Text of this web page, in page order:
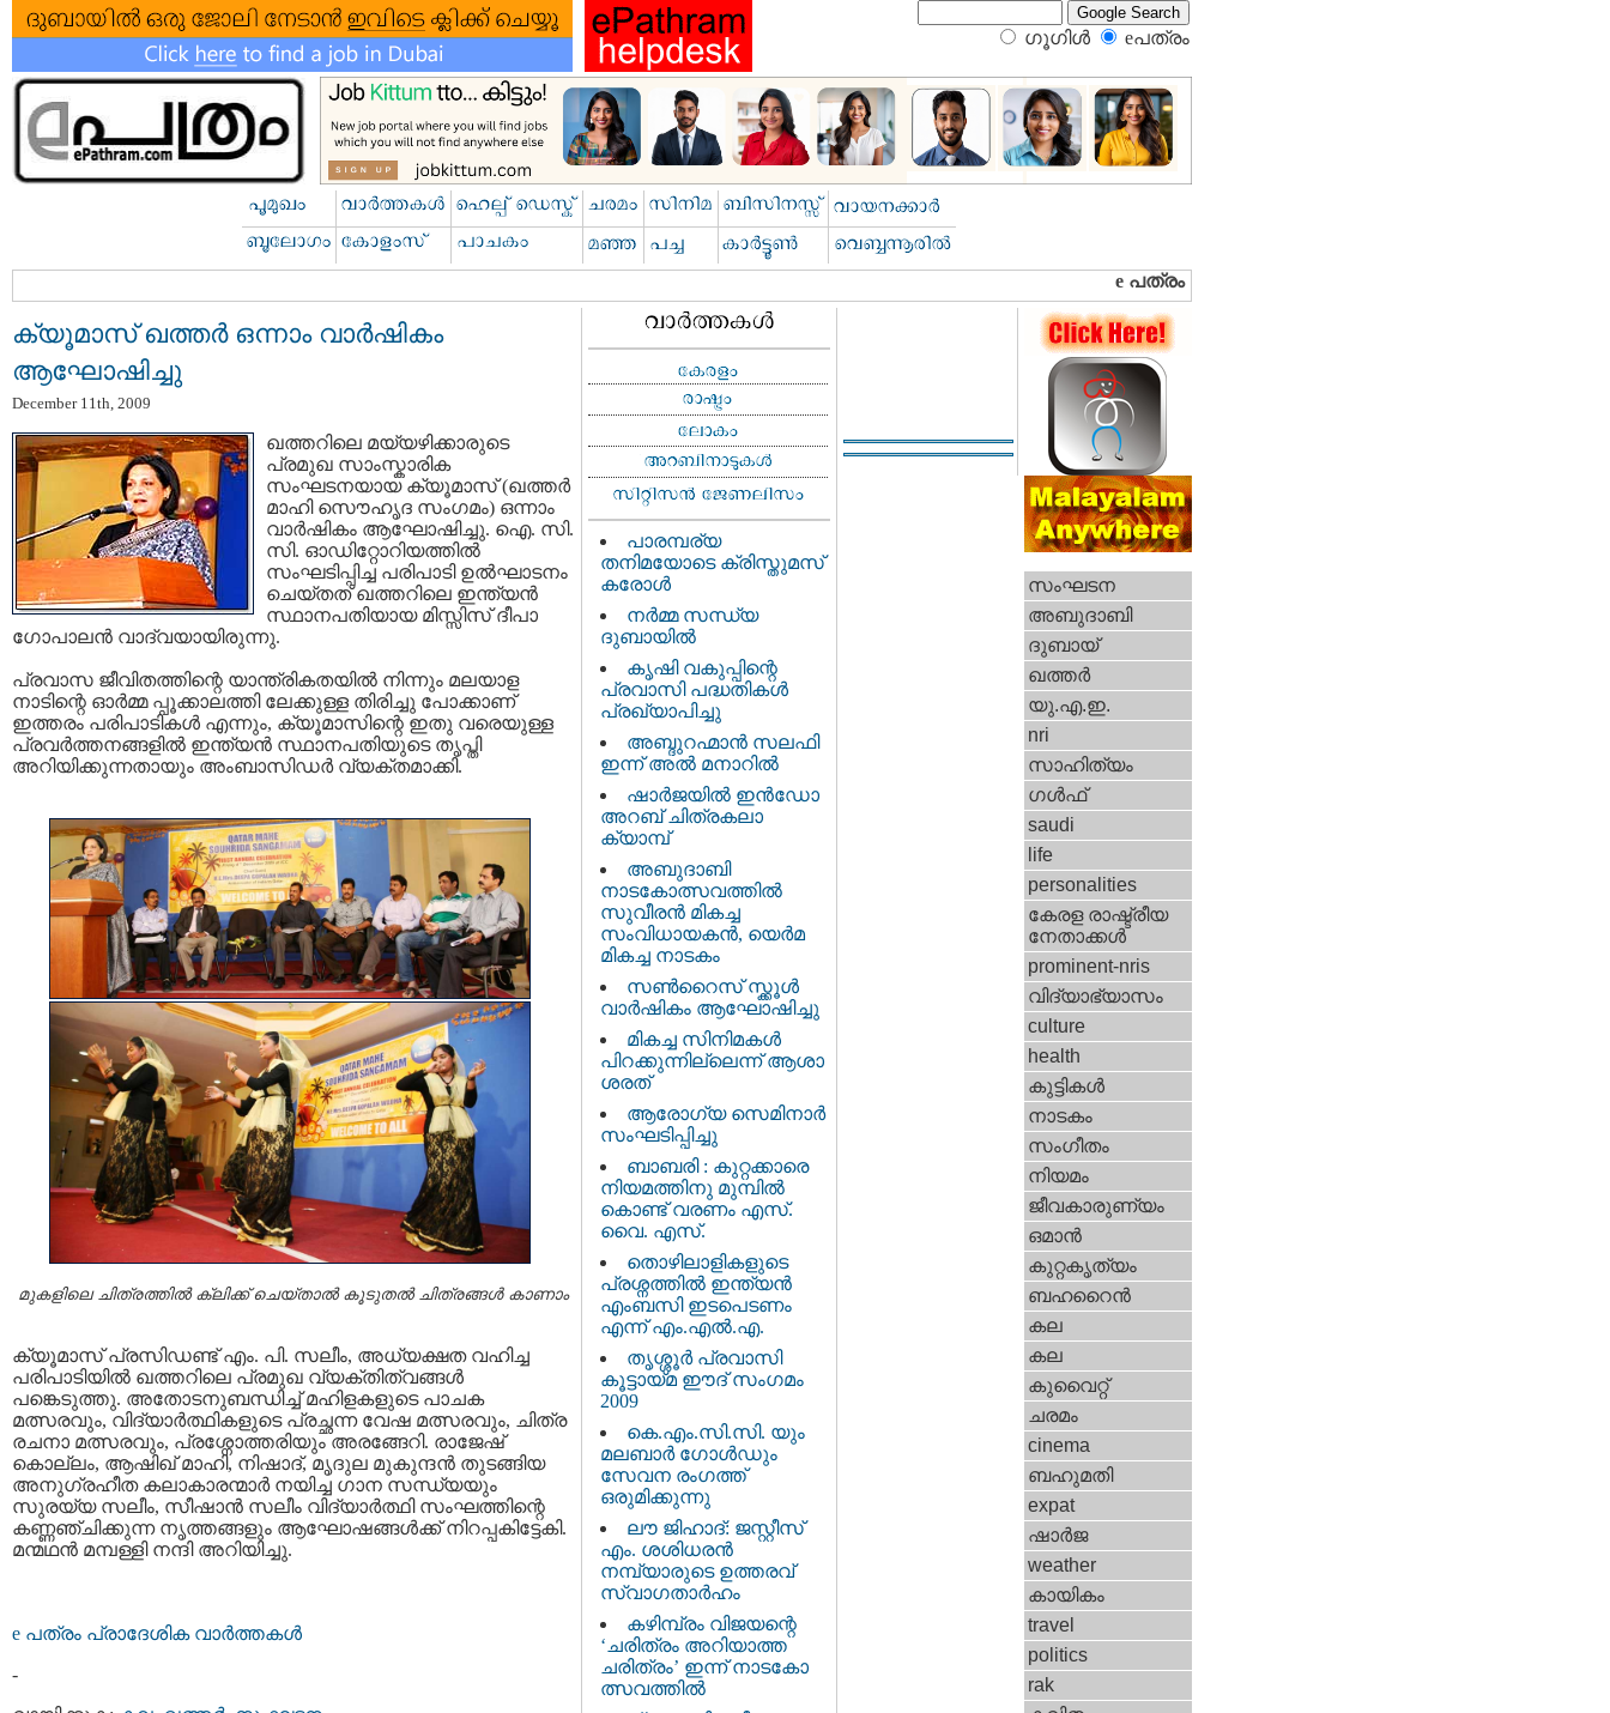
ഗൂഗിള്‍ eപത്രം‍
ക്യൂമാസ് ഖത്തര്‍ ഒന്നാം വാര്‍ഷികം
ആഘോഷിച്ചു
December 11th, 2009
ഖത്തറിലെ മയ്യഴിക്കാരുടെ
പ്രമുഖ സാംസ്കാരിക
സംഘടനയായ ക്യൂമാസ് (ഖത്തര്‍
മാഹി സൌഹൃദ സംഗമം) ഒന്നാം
വാര്‍ഷികം ആഘോഷിച്ചു. ഐ. സി.
സി. ഓഡിറ്റോറിയത്തില്‍
സംഘടിപ്പിച്ച പരിപാടി ഉല്‍ഘാടനം
ചെയ്തത് ഖത്തറിലെ ഇന്ത്യന്‍
സ്ഥാനപതിയായ മിസ്സിസ് ദീപാ
ഗോപാലന്‍ വാദ്വയായിരുന്നു.
പ്രവാസ ജീവിതത്തിന്റെ യാന്ത്രികതയില്‍ നിന്നും മലയാള
നാടിന്റെ ഓര്‍മ്മ പ്പൂക്കാലത്തി ലേക്കുള്ള തിരിച്ചു പോക്കാണ്
ഇത്തരം പരിപാടികള്‍ എന്നും, ക്യൂമാസിന്റെ ഇതു വരെയുള്ള
പ്രവര്‍ത്തനങ്ങളില്‍ ഇന്ത്യന്‍ സ്ഥാനപതിയുടെ തൃപ്തി
അറിയിക്കുന്നതായും അംബാസിഡര്‍ വ്യക്തമാക്കി.
മുകളിലെ ചിത്രത്തില്‍ ക്ലിക്ക് ചെയ്താല്‍ കൂടുതല്‍ ചിത്രങ്ങള്‍ കാണാം
ക്യൂമാസ് പ്രസിഡണ്ട് എം. പി. സലീം, അധ്യക്ഷത വഹിച്ച
പരിപാടിയില്‍ ഖത്തറിലെ പ്രമുഖ വ്യക്തിത്വങ്ങള്‍
പങ്കെടുത്തു. അതോടനുബന്ധിച്ച് മഹിളകളുടെ പാചക
മത്സരവും, വിദ്യാര്‍ത്ഥികളുടെ പ്രച്ഛന്ന വേഷ മത്സരവും, ചിത്ര
രചനാ മത്സരവും, പ്രശ്നോത്തരിയും അരങ്ങേറി. രാജേഷ്
കൊല്ലം, ആഷിഖ് മാഹി, നിഷാദ്, മൃദുല മുകുന്ദന്‍ തുടങ്ങിയ
അനുഗ്രഹീത കലാകാരന്മാര്‍ നയിച്ച ഗാന സന്ധ്യയും
സുരയ്യ സലീം, സീഷാന്‍ സലീം വിദ്യാര്‍ത്ഥി സംഘത്തിന്റെ
കണ്ണഞ്ചിക്കുന്ന നൃത്തങ്ങളും ആഘോഷങ്ങള്‍ക്ക് നിറപ്പകിട്ടേകി.
മന്മഥന്‍ മമ്പള്ളി നന്ദി അറിയിച്ചു.
e പത്രം പ്രാദേശിക വാര്‍ത്തകള്‍
-
പാരമ്പര്യ
തനിമയോടെ ക്രിസ്തുമസ്
കരോള്‍
നര്‍മ്മ സന്ധ്യ
ദുബായില്‍
കൃഷി വകുപ്പിന്റെ
പ്രവാസി പദ്ധതികള്‍
പ്രഖ്യാപിച്ചു
അബ്ദുറഹ്മാന്‍ സലഫി
ഇന്ന് അല്‍ മനാറില്‍
ഷാര്‍ജയില്‍ ഇന്‍ഡോ
അറബ് ചിത്രകലാ
ക്യാമ്പ്
അബുദാബി
നാടകോത്സവത്തില്‍
സുവീരന്‍ മികച്ച
സംവിധായകന്‍, യെര്‍മ
മികച്ച നാടകം
സണ്‍‌റൈസ് സ്ക്കൂള്‍
വാര്‍ഷികം ആഘോഷിച്ചു
മികച്ച സിനിമകള്‍
പിറക്കുന്നില്ലെന്ന് ആശാ
ശരത്
ആരോഗ്യ സെമിനാര്‍
സംഘടിപ്പിച്ചു
ബാബരി : കുറ്റക്കാരെ
നിയമത്തിനു മുമ്പില്‍
കൊണ്ട് വരണം എസ്.
വൈ. എസ്.
തൊഴിലാളികളുടെ
പ്രശ്നത്തില്‍ ഇന്ത്യന്‍
എംബസി ഇടപെടണം
എന്ന് എം.എല്‍.എ.
തൃശ്ശൂര്‍ പ്രവാസി
കൂട്ടായ്മ ഈദ് സംഗമം
2009
കെ.എം.സി.സി. യും
മലബാര്‍ ഗോള്‍ഡും
സേവന രംഗത്ത്
ഒരുമിക്കുന്നു
ലൗ ജിഹാദ്: ജസ്റ്റീസ്
എം. ശശിധരന്‍
നമ്പ്യാരുടെ ഉത്തരവ്
സ്വാഗതാര്‍ഹം
കഴിമ്പ്രം വിജയന്റെ
‘ചരിത്രം അറിയാത്ത
ചരിത്രം’ ഇന്ന് നാടകോ
ത്സവത്തില്‍
സംഘടന
അബുദാബി
ദുബായ്‌
ഖത്തര്‍
യു.എ.ഇ.
nri
സാഹിത്യം
ഗള്‍ഫ്‌
saudi
life
personalities
കേരള രാഷ്ട്രീയ
നേതാക്കള്‍
prominent-nris
വിദ്യാഭ്യാസം
culture
health
കുട്ടികള്‍
നാടകം
സംഗീതം
നിയമം
ജീവകാരുണ്യം
ഒമാന്‍
കുറ്റകൃത്യം
ബഹറൈന്‍
കല
കല
കുവൈറ്റ്‌
ചരമം
cinema
ബഹുമതി
expat
ഷാര്‍ജ
weather
കായികം
travel
politics
rak